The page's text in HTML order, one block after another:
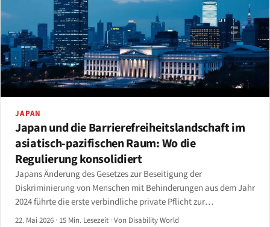
JAPAN
Japan und die Barrierefreiheitslandschaft im
asiatisch-pazifischen Raum: Wo die
Regulierung konsolidiert
Japans Änderung des Gesetzes zur Beseitigung der
Diskriminierung von Menschen mit Behinderungen aus dem Jahr
2024 führte die erste verbindliche private Pflicht zur
angemessenen Vorkehrungen in der Region ein.
22. Mai 2026 · 15 Min. Lesezeit ·Von Disability World